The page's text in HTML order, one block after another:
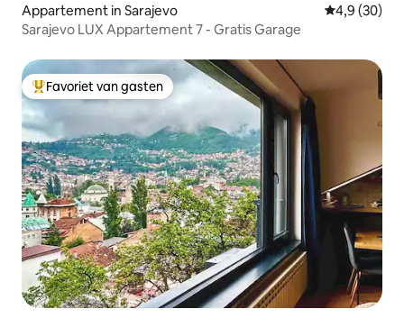
Appartement in Sarajevo Gemiddelde
4,9 (30)
Sarajevo LUX Appartement 7 - Gratis Garage
Topfavoriet van gasten
Favoriet van gasten